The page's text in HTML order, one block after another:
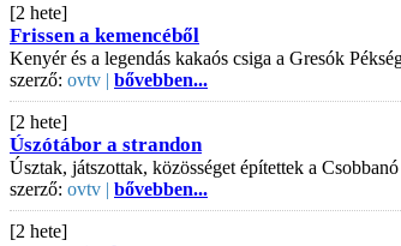
[2 hete]
Frissen a kemencéből
Kenyér és a legendás kakaós csiga a Gresók
szerző: ovtv | bővebben...
[2 hete]
Úszótábor a strandon
Úsztak, játszottak, közösséget építettek a
szerző: ovtv | bővebben...
[2 hete]